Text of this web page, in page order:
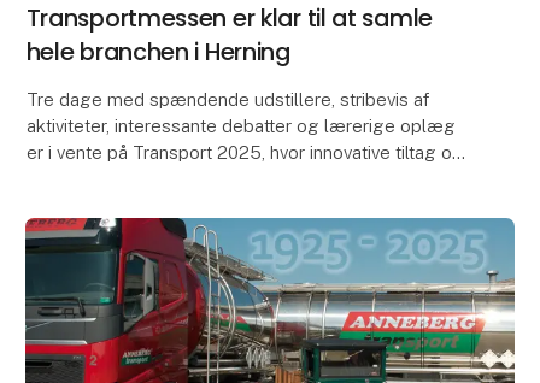
Transportmessen er klar til at samle
hele branchen i Herning
Tre dage med spændende udstillere, stribevis af
aktiviteter, interessante debatter og lærerige oplæg
er i vente på Transport 2025, hvor innovative tiltag og